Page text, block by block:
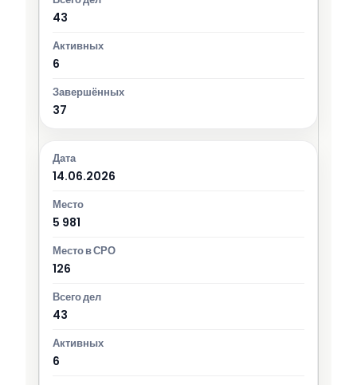
43
6
37
14.06.2026
5 981
126
43
6